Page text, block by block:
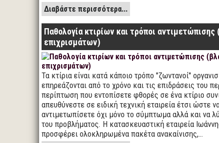
Διαβάστε περισσότερα...
Παθολογία κτιρίων και τρόποι αντιμετώπισης
επιχρισμάτων)
Τα κτίρια είναι κατά κάποιο τρόπο "ζωντανοί"
επηρεάζονται από το χρόνο και τις επιδράσεις του
περίπτωση που εντοπίσετε φθορές σε ένα κτίριο
απευθύνεστε σε ειδική τεχνική εταιρεία έτσι ώστε
αντιμετωπίσετε όχι μόνο το σύμπτωμα αλλά και να
του προβλήματος. Η κατασκευαστική εταιρεία
προσφέρει ολοκληρωμένα πακέτα ανακαίνισης,…